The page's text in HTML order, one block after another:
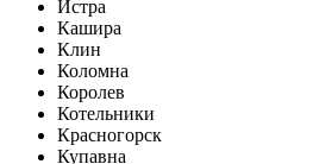
Истра
Кашира
Клин
Коломна
Королев
Котельники
Красногорск
Купавна